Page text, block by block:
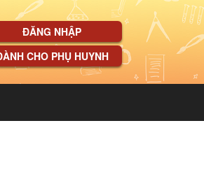
ĐĂNG NHẬP
CHO PHỤ HUYNH